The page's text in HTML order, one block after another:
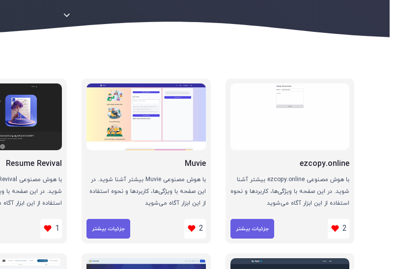
ezcopy.online
با هوش مصنوعی ezcopy.online بیشتر آشنا
شوید. در این صفحه با ویژگی‌ها، کاربردها و نحوه
استفاده از این ابزار آگاه می‌شوید
2 جزئیات بیشتر
Muvie
با هوش مصنوعی Muvie بیشتر آشنا شوید. در
این صفحه با ویژگی‌ها، کاربردها و نحوه استفاده
از این ابزار آگاه می‌شوید
2 جزئیات بیشتر
Resume Revival
شوید. در این صفحه با
استفاده از این ابزار
1